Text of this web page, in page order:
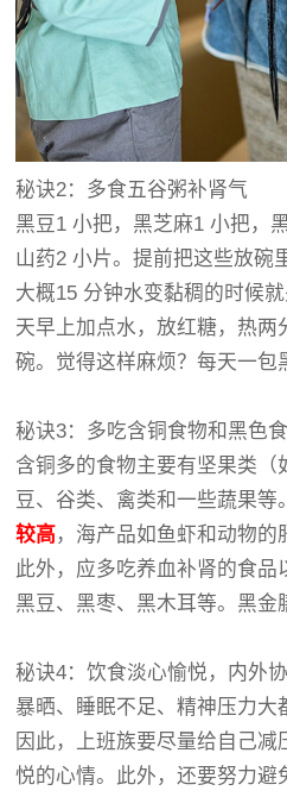
秘诀2：多食五谷粥补肾气
黑豆1 小把，黑芝麻1 小把，
山药2 小片。提前把这些放碗
大概15 分钟水变黏稠的时候
天早上加点水，放红糖，热两
碗。觉得这样麻烦？每天一包
秘诀3：多吃含铜食物和黑色
含铜多的食物主要有坚果类（
豆、谷类、禽类和一些蔬果等
较高，海产品如鱼虾和动物的
此外，应多吃养血补肾的食品
黑豆、黑枣、黑木耳等。黑金
秘诀4：饮食淡心愉悦，内外
暴晒、睡眠不足、精神压力大
因此，上班族要尽量给自己
悦的心情。此外，还要努力避